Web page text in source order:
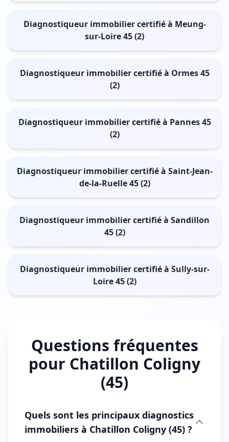
Diagnostiqueur immobilier certifié à Meung-
sur-Loire 45 (2)
Diagnostiqueur immobilier certifié à Ormes 45
(2)
Diagnostiqueur immobilier certifié à Pannes 45
(2)
Diagnostiqueur immobilier certifié à Saint-Jean-
de-la-Ruelle 45 (2)
Diagnostiqueur immobilier certifié à Sandillon
45 (2)
Diagnostiqueur immobilier certifié à Sully-sur-
Loire 45 (2)
Questions fréquentes
pour Chatillon Coligny
(45)
Quels sont les principaux diagnostics
immobiliers à Chatillon Coligny (45) ?